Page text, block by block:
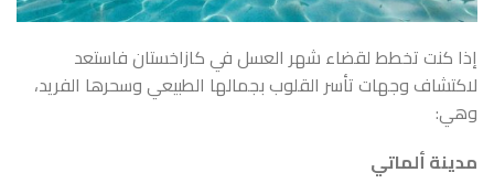
إذا كنت تخطط لقضاء شهر العسل في كازاخستان فاستعد
لاكتشاف وجهات تأسر القلوب بجمالها الطبيعي وسحرها الفريد،
وهي:
مدينة ألماتي